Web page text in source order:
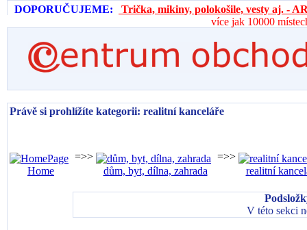
DOPORUČUJEME:
Trička, mikiny, polokošile, vesty aj. -
více jak 10000
Právě si prohlížíte kategorii: realitní kanceláře
Home
=>>
dům, byt, dílna, zahrada
=>>
realitní
V této sekci